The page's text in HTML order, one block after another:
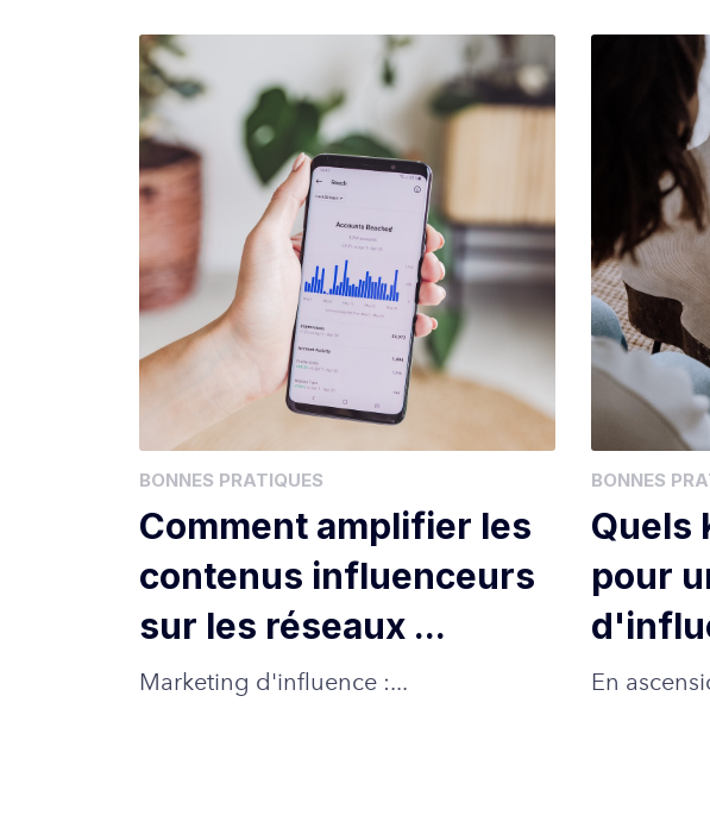
BONNES PRATIQUES
Comment amplifier les
contenus influenceurs
sur les réseaux ...
Marketing d'influence :...
BONNES
Quels
pour
En